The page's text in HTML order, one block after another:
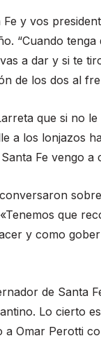
y vos
“Cuando
a dar y si te
de los dos al
que si no
a los lonjazos
Fe vengo
que
y como
de Santa
Lo cierto
Omar Perotti